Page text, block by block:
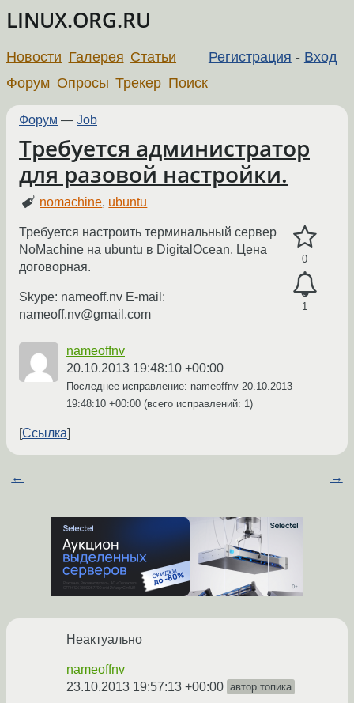
LINUX.ORG.RU
Регистрация - Вход
Новости Галерея Статьи
Форум Опросы Трекер Поиск
Форум — Job
Требуется администратор
для разовой настройки.
nomachine, ubuntu
0
1
Требуется настроить терминальный сервер
NoMachine на ubuntu в DigitalOcean. Цена
договорная.
Skype: nameoff.nv E-mail:
nameoff.nv@gmail.com
nameoffnv
20.10.2013 19:48:10 +00:00
Последнее исправление: nameoffnv 20.10.2013
19:48:10 +00:00 (всего исправлений: 1)
Ссылка
← →
Неактуально
nameoffnv
23.10.2013 19:57:13 +00:00 автор топика